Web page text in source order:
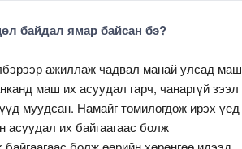
байдал ямар байсан бэ?
ажиллаж чадвал манай улсад маш
маш их асуудал гарч, чанаргүй зээл
муудсан. Намайг томилогдож ирэх үед
асуудал их байгаагаас болж